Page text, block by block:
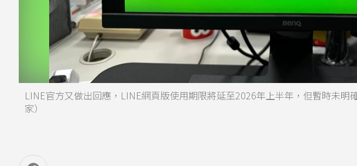
LINE官方又做出回應，LINE網頁版使用期限將延至2026年上半年，但暫時未
家）